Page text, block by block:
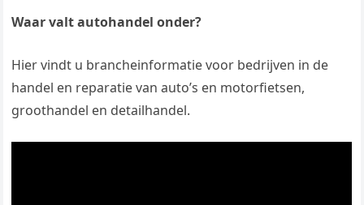
Waar valt autohandel onder?
Hier vindt u brancheinformatie voor bedrijven in de
handel en reparatie van auto’s en motorfietsen,
groothandel en detailhandel.